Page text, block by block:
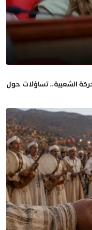
الشعبية.. تساؤلات حول